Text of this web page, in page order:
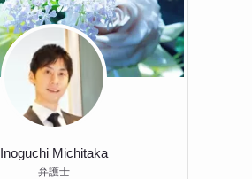
Inoguchi Michitaka
弁護士